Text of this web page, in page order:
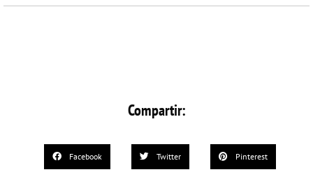
Compartir:
Facebook Twitter Pinterest